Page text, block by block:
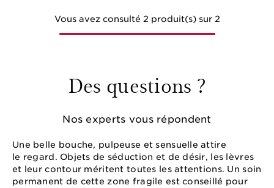
Vous avez consulté 2 produit(s) sur 2
Des questions ?
Nos experts vous répondent
Une belle bouche, pulpeuse et sensuelle attire
le regard. Objets de séduction et de désir, les lèvres
et leur contour méritent toutes les attentions. Un soin
permanent de cette zone fragile est conseillé pour